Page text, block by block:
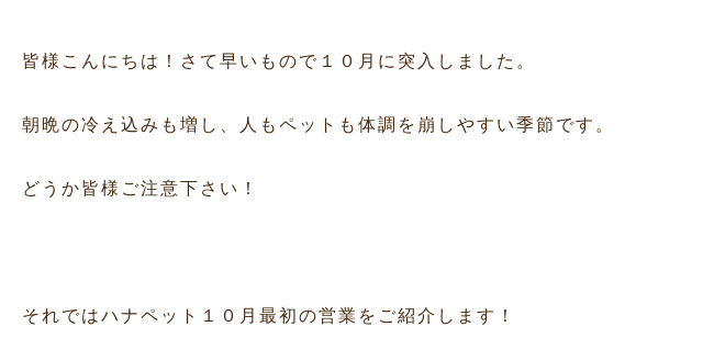
皆様こんにちは！さて早いもので１０月に突入しました。
朝晩の冷え込みも増し、人もペットも体調を崩しやすい季節です。
どうか皆様ご注意下さい！
それではハナペット１０月最初の営業をご紹介します！